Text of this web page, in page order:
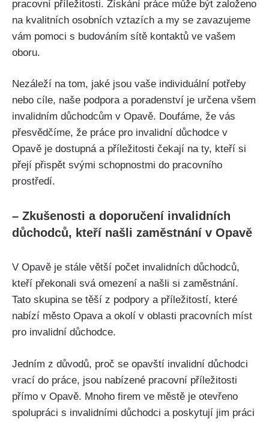
pracovní příležitosti. Získání práce může být založeno
na kvalitních osobních vztazích a my se zavazujeme
vám pomoci s budováním sítě kontaktů ve vašem
oboru.
Nezáleží na tom, jaké jsou vaše individuální potřeby
nebo cíle, naše podpora a poradenství je určena všem
invalidním důchodcům v Opavě. Doufáme, že vás
přesvědčíme, že práce pro invalidní důchodce v
Opavě je dostupná a příležitosti čekají na ty, kteří si
přejí přispět svými schopnostmi do pracovního
prostředí.
– Zkušenosti a doporučení invalidních
důchodců, kteří našli zaměstnání v Opavě
V Opavě je stále větší počet invalidních důchodců,
kteří překonali svá omezení a našli si zaměstnání.
Tato skupina se těší z podpory a příležitostí, které
nabízí město Opava a okolí v oblasti pracovních míst
pro invalidní důchodce.
Jedním z důvodů, proč se opavští invalidní důchodci
vrací do práce, jsou nabízené pracovní příležitosti
přímo v Opavě. Mnoho firem ve městě je otevřeno
spolupráci s invalidními důchodci a poskytují jim práci